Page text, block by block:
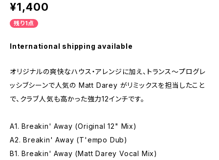
¥1,400
残り1点
International shipping available
オリジナルの爽快なハウス・アレンジに加え、トランス〜プログレ
ッシブシーンで人気の Matt Darey がリミックスを担当したこと
で、クラブ人気も高かった強力12インチです。
A1. Breakin' Away (Original 12" Mix)
A2. Breakin' Away (T'empo Dub)
B1. Breakin' Away (Matt Darey Vocal Mix)